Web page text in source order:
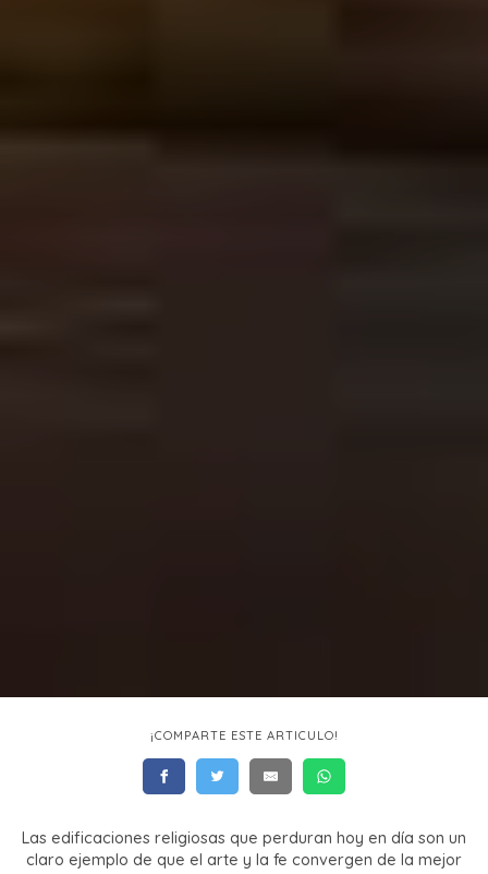
¡COMPARTE ESTE ARTICULO!
Las edificaciones religiosas que perduran hoy en día son un
claro ejemplo de que el arte y la fe convergen de la mejor